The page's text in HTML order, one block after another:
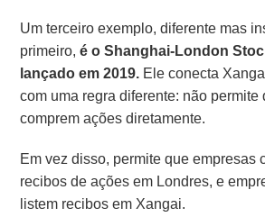
Um terceiro exemplo, diferente mas
primeiro,é o Shanghai-London
lançado em 2019. Ele conecta
com uma regra diferente: não
comprem ações diretamente.
Em vez disso, permite que empresas
recibos de ações em Londres, e
listem recibos em Xangai.